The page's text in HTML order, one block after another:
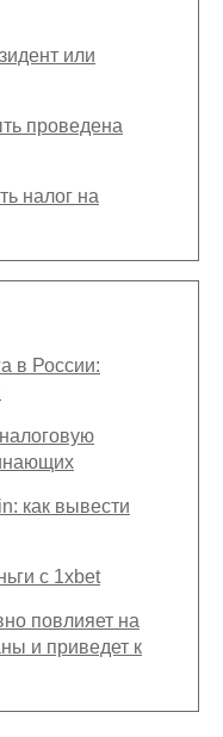
или
проведена
налог на
в России:
как вывести
с 1xbet
повлияет на
и приведет к